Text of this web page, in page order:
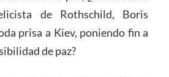
de Rothschild, Boris
prisa a Kiev, poniendo fin a
de paz?